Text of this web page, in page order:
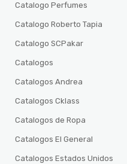
Catalogo Perfumes
Catalogo Roberto Tapia
Catalogo SCPakar
Catalogos
Catalogos Andrea
Catalogos Cklass
Catalogos de Ropa
Catalogos El General
Catalogos Estados Unidos